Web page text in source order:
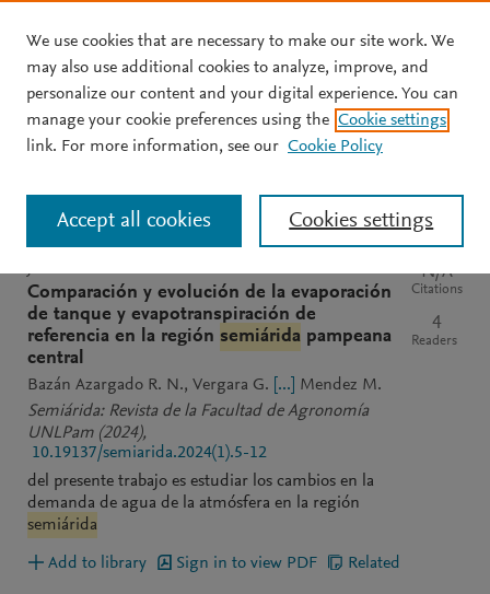
Skip to main content
S
r
c
h
Clear text input
Search
Sort by Most relevant Most recent Most cited
Comparación y evolución de la evaporación
de tanque y evapotranspiración de
referencia en la región semiárida pampeana
central
Bazán Azargado R. N. Vergara G. [...]
Mendez M.
Semiárida: Revista de la Facultad de Agronomía
UNLPam (2024),
10.19137/semiarida.2024(1).5-12
del presente trabajo es estudiar los cambios en la
demanda de agua de la atmósfera en la región
semiárida
N/A
Citations
4
Readers
Add to library Sign in to view PDF Related
We use cookies that are necessary to make our site work. We
may also use additional cookies to analyze, improve, and
personalize our content and your digital experience. You can
manage your cookie preferences using the Cookie settings
link. For more information, see our Cookie Policy
Cookies settings
Accept all cookies